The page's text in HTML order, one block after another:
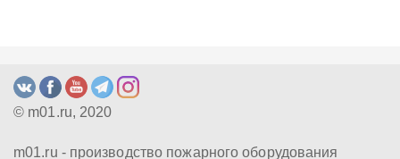
© m01.ru, 2020
m01.ru - производство пожарного оборудования